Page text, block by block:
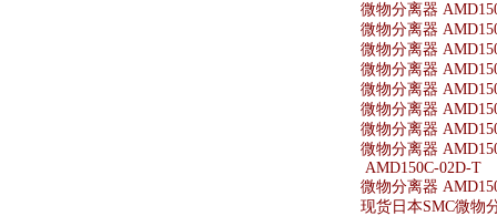
微物分离器
微物分离器
微物分离器
微物分离器
微物分离器
微物分离器
微物分离器
微物分离器
AMD150C-02D-T
微物分离器
现货日本SMC微物